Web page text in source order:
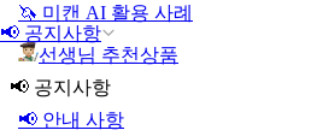
📢 공지사항
🦄 미캔 AI 활용 사례
선생님 추천상품
📢 공지사항
📢 안내 사항